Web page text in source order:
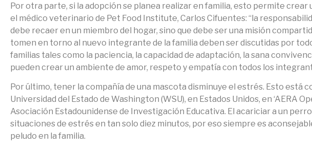
Por otra parte, si la adopción se planea realizar en familia, esto permite
el médico veterinario de Pet Food Institute, Carlos Cifuentes: “la
debe recaer en un miembro del hogar, sino que debe ser una misión
tomen en torno al nuevo integrante de la familia deben ser discutidas por
familias tales como la paciencia, la capacidad de adaptación, la sana
pueden crear un ambiente de amor, respeto y empatía con todos los
Por último, tener la compañía de una mascota disminuye el estrés. Esto está
Universidad del Estado de Washington (WSU), en Estados Unidos, en ‘AERA
Asociación Estadounidense de Investigación Educativa. El acariciar a un
situaciones de estrés en tan solo diez minutos, por eso siempre es
peludo en la familia.